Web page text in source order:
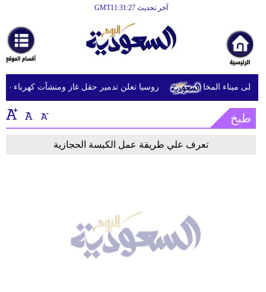
آخر تحديث GMT11:31:27
أخبارعاجلة
رياضة
ثقافة
إقتصاد
روسيا تعلن تدمير حقل غاز ومنشآت كهرباء في
طبخ
تعرف علي طريقة عمل الكبسة الحجازية